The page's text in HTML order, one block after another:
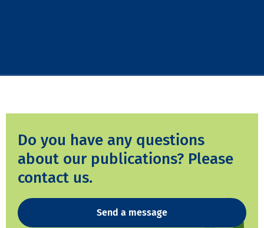
Do you have any questions
about our publications? Please
contact us.
Send a message